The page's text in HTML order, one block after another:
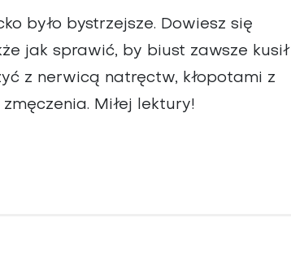
było bystrzejsze. Dowiesz się
jak sprawić, by biust zawsze kusił
z nerwicą natręctw, kłopotami z
Miłej lektury!